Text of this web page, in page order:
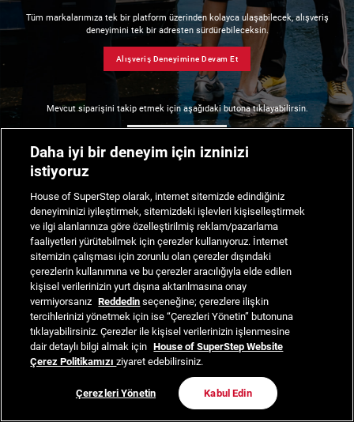
Tüm markalarımıza tek bir platform üzerinden kolayca ulaşabilecek, alışveriş
deneyimini tek bir adresten sürdürebileceksin.
Alışveriş Deneyimine Devam Et
Mevcut siparişini takip etmek için aşağıdaki butona tıklayabilirsin.
Daha iyi bir deneyim için izninizi
istiyoruz
House of SuperStep olarak, internet sitemizde edindiğiniz
deneyiminizi iyileştirmek, sitemizdeki işlevleri kişiselleştirmek
ve ilgi alanlarınıza göre özelleştirilmiş reklam/pazarlama
faaliyetleri yürütebilmek için çerezler kullanıyoruz. İnternet
sitemizin çalışması için zorunlu olan çerezler dışındaki
çerezlerin kullanımına ve bu çerezler aracılığıyla elde edilen
kişisel verilerinizin yurt dışına aktarılmasına onay
vermiyorsanız Reddedin seçeneğine; çerezlere ilişkin
tercihlerinizi yönetmek için ise “Çerezleri Yönetin” butonuna
tıklayabilirsiniz. Çerezler ile kişisel verilerinizin işlenmesine
dair detaylı bilgi almak için House of SuperStep Website
Çerez Politikamızıziyaret edebilirsiniz.
Çerezleri Yönetin Kabul Edin